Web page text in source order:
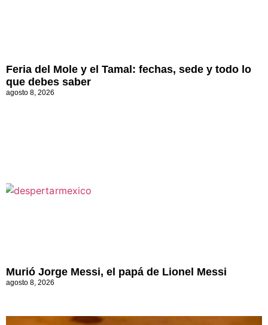
Feria del Mole y el Tamal: fechas, sede y todo lo
que debes saber
agosto 8, 2026
Murió Jorge Messi, el papá de Lionel Messi
agosto 8, 2026